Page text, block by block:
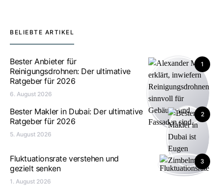
BELIEBTE ARTIKEL
1
Bester Anbieter für
Reinigungsdrohnen: Der ultimative
Ratgeber für 2026
6. August 2026
2
Bester Makler in Dubai: Der ultimative
Ratgeber für 2026
5. August 2026
3
Fluktuationsrate verstehen und
gezielt senken
1. August 2026